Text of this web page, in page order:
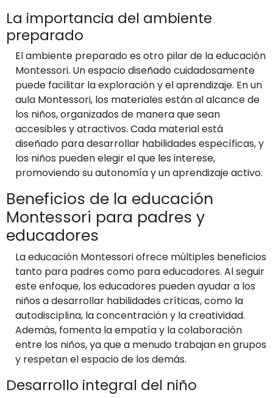
La importancia del ambiente
preparado
El ambiente preparado es otro pilar de la educación
Montessori. Un espacio diseñado cuidadosamente
puede facilitar la exploración y el aprendizaje. En un
aula Montessori, los materiales están al alcance de
los niños, organizados de manera que sean
accesibles y atractivos. Cada material está
diseñado para desarrollar habilidades específicas, y
los niños pueden elegir el que les interese,
promoviendo su autonomía y un aprendizaje activo.
Beneficios de la educación
Montessori para padres y
educadores
La educación Montessori ofrece múltiples beneficios
tanto para padres como para educadores. Al seguir
este enfoque, los educadores pueden ayudar a los
niños a desarrollar habilidades críticas, como la
autodisciplina, la concentración y la creatividad.
Además, fomenta la empatía y la colaboración
entre los niños, ya que a menudo trabajan en grupos
y respetan el espacio de los demás.
Desarrollo integral del niño